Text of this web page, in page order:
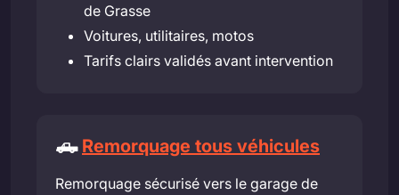
de Grasse
Voitures, utilitaires, motos
Tarifs clairs validés avant intervention
🛻 Remorquage tous véhicules
Remorquage sécurisé vers le garage de